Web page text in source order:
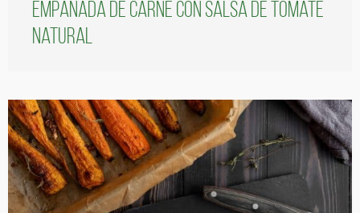
Empanada de carne con salsa de tomate
natural